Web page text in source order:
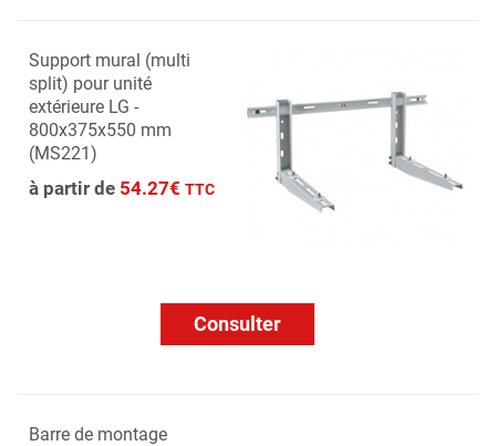
Support mural (multi
split) pour unité
extérieure LG -
800x375x550 mm
(MS221)
à partir de 54.27€ TTC
Consulter
Barre de montage